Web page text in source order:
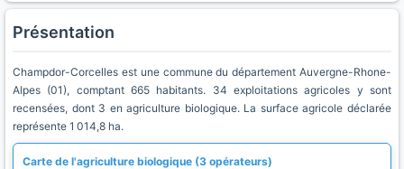
Présentation
Champdor-Corcelles est une commune du département Auvergne-Rhone-
Alpes (01), comptant 665 habitants. 34 exploitations agricoles y sont
recensées, dont 3 en agriculture biologique. La surface agricole déclarée
représente 1 014,8 ha.
Carte de l'agriculture biologique (3 opérateurs)